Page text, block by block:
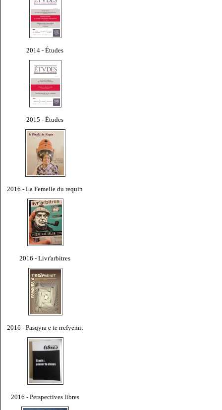
2014 - Études
2015 - Études
2016 - La Femelle du requin
2016 - Livr'arbitres
2016 - Pasqyra e te rrefyemit
2016 - Perspectives libres